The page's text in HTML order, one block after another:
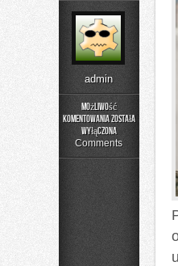
admin
Możliwość
komentowania
Adopcja
Opieka
została
wyłączona
Comments